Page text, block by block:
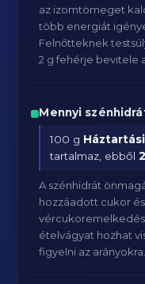
az izomtömeget
több energiát
Felnőtteknek
2 g fehérje bevitele
Mennyi
100 g
tartalmaz, ebből
A szénhidrát
hozzáadott cukor
ételvágyat hozhat
figyelni az arányokra.